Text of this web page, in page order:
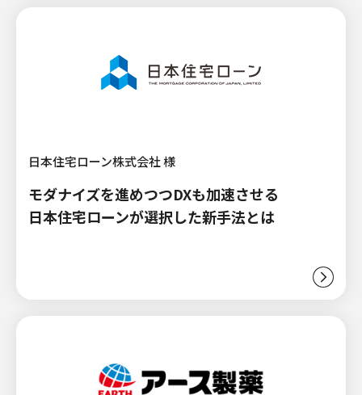
日本住宅ローン株式会社 様
モダナイズを進めつつDXも加速させる
日本住宅ローンが選択した新手法とは